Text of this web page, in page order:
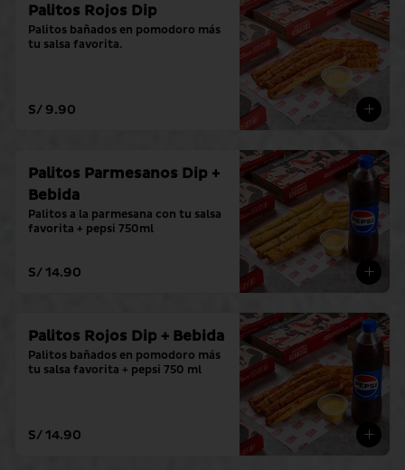
Palitos Rojos Dip
Palitos bañados en pomodoro más
tu salsa favorita.
S/ 9.90
Palitos Parmesanos Dip +
Bebida
Palitos a la parmesana con tu salsa
favorita + pepsi 750ml
S/ 14.90
Palitos Rojos Dip + Bebida
Palitos bañados en pomodoro más
tu salsa favorita + pepsi 750 ml
S/ 14.90